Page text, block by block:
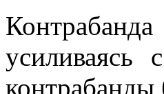
усиливаясь